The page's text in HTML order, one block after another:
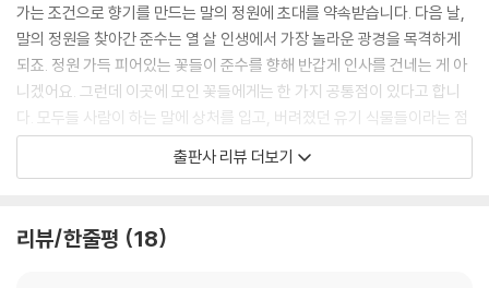
“단지 좋은 냄새만으로는 이런 깊은 향기를 만들 수 없어. 좋은 냄새는 그
냥 좋은 냄새일 뿐이지.”
검은 망토 아저씨는 콧수염을 살살 만지며 곰곰이 생각하듯 말했어.
“여기서 만드는 향기는 나쁜 냄새를 잠깐 덮어 버리는 그런 게 아니야. 흠,
어떻게 말할까……. 그래! 거름 같은 거지. 거름을 어떻게 만드는 줄 아니?”
가는 조건으로 향기를 만드는 말의 정원에 초대를 약속받습니다. 다음 날,
말의 정원을 찾아간 준수는 열 살 인생에서 가장 놀라운 광경을 목격하게
되죠. 정원 가득 피어있는 꽃들이 준수를 향해 반갑게 인사를 건네는 게 아
니겠어요. 그런데 이곳에 모인 꽃들에게는 한 가지 공통점이 있다고 합니
다. 모두들 사람이 하는 말에 상처를 입고, 버려졌던 유기 식물들이라는 점
이죠. 사실 사람의 마음도 꽃과 같아요. 고약하고 지독한 말을 들으면 마음
은 금세 시들어 버립니다. 더구나 한 번 시든 마음이 다시 피어나기까지 얼
출판사 리뷰 더보기
리뷰/한줄평 18